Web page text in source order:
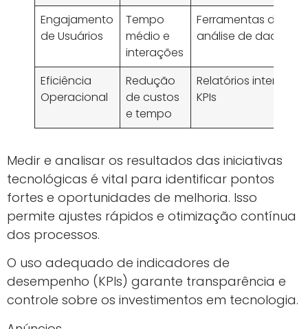
Engajamento
de Usuários
Tempo
médio e
interações
Ferramentas de
análise de dados
Eficiência
Operacional
Redução
de custos
e tempo
Relatórios internos e
KPIs
Medir e analisar os resultados das iniciativas
tecnológicas é vital para identificar pontos
fortes e oportunidades de melhoria. Isso
permite ajustes rápidos e otimização contínua
dos processos.
O uso adequado de indicadores de
desempenho (KPIs) garante transparência e
controle sobre os investimentos em tecnologia.